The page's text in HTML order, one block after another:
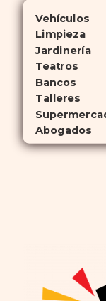
Vehículos
Limpieza
Jardinería
Teatros
Bancos
Talleres
Abogados